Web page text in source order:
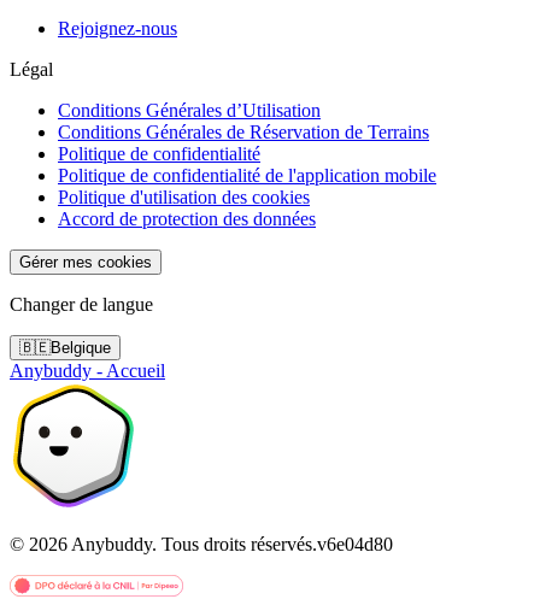
Rejoignez-nous
Légal
Conditions Générales d’Utilisation
Conditions Générales de Réservation de Terrains
Politique de confidentialité
Politique de confidentialité de l'application mobile
Politique d'utilisation des cookies
Accord de protection des données
Gérer mes cookies
Changer de langue
🇧🇪Belgique
Anybuddy - Accueil
© 2026 Anybuddy. Tous droits réservés.v6e04d80